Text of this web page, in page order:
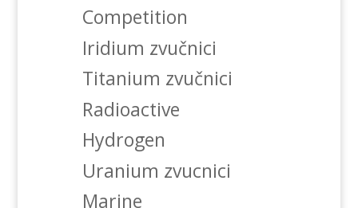
Competition
Iridium zvučnici
Titanium zvučnici
Radioactive
Hydrogen
Uranium zvucnici
Marine